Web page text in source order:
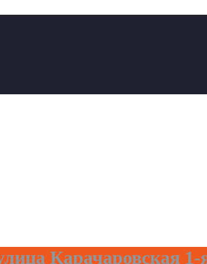
Карачаровская 1-